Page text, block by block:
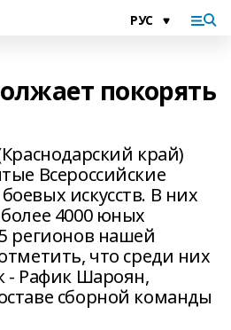
покорять
край)
Всероссийские
искусств. В них
4000 юных
регионов нашей
что среди них
- Рафик Шароян,
сборной команды